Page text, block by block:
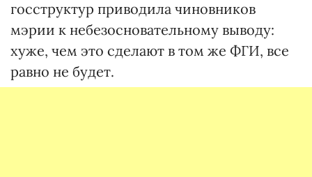
госструктур приводила чиновников
мэрии к небезосновательному выводу:
хуже, чем это сделают в том же ФГИ, все
равно не будет.